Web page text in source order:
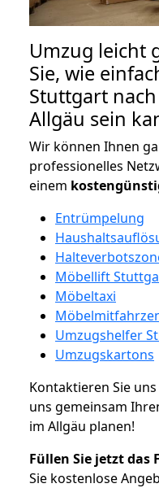
Umzug leicht
Sie, wie
Stuttgart
Allgäu sein
Wir können Ihnen
professionelles
einem
Entrümpelung
Möbellift
Möbeltaxi
Umzugshelfer
Umzugskartons
Kontaktieren Sie
uns gemeinsam
im Allgäu planen!
Füllen Sie jetzt das
Sie kostenlose